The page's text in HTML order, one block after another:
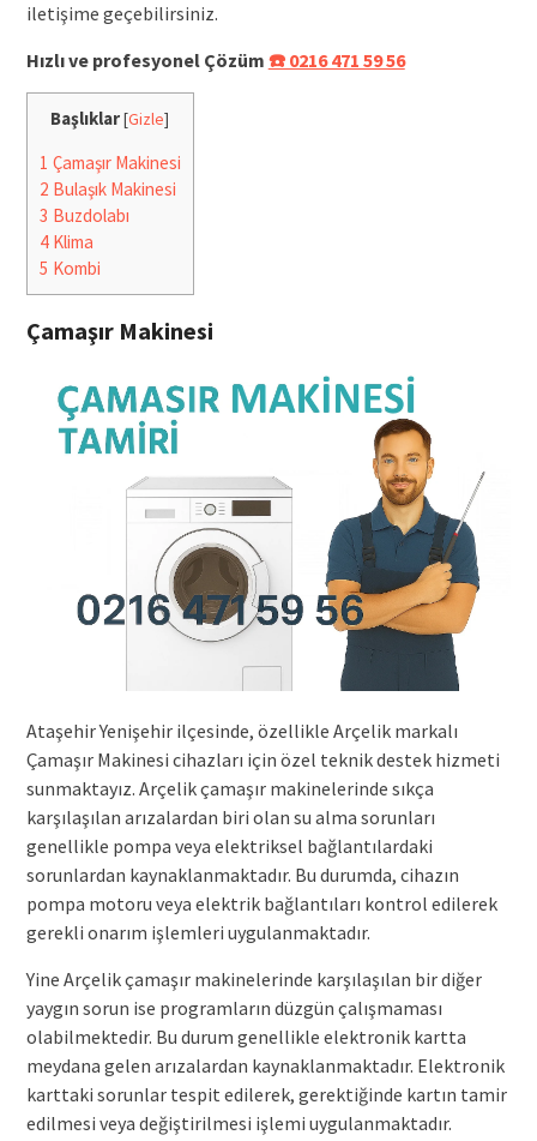
iletişime geçebilirsiniz.
Hızlı ve profesyonel Çözüm ☎️ 0216 471 59 56
Başlıklar[Gizle]
1 Çamaşır Makinesi
2 Bulaşık Makinesi
3 Buzdolabı
4Klima
5 Kombi
Çamaşır Makinesi
Ataşehir Yenişehir ilçesinde, özellikle Arçelik markalı
Çamaşır Makinesi cihazları için özel teknik destek hizmeti
sunmaktayız. Arçelik çamaşır makinelerinde sıkça
karşılaşılan arızalardan biri olan su alma sorunları
genellikle pompa veya elektriksel bağlantılardaki
sorunlardan kaynaklanmaktadır. Bu durumda, cihazın
pompa motoru veya elektrik bağlantıları kontrol edilerek
gerekli onarım işlemleri uygulanmaktadır.
Yine Arçelik çamaşır makinelerinde karşılaşılan bir diğer
yaygın sorun ise programların düzgün çalışmaması
olabilmektedir. Bu durum genellikle elektronik kartta
meydana gelen arızalardan kaynaklanmaktadır. Elektronik
karttaki sorunlar tespit edilerek, gerektiğinde kartın tamir
edilmesi veya değiştirilmesi işlemi uygulanmaktadır.